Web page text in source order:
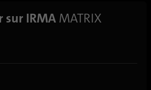
sur IRMA MATRIX